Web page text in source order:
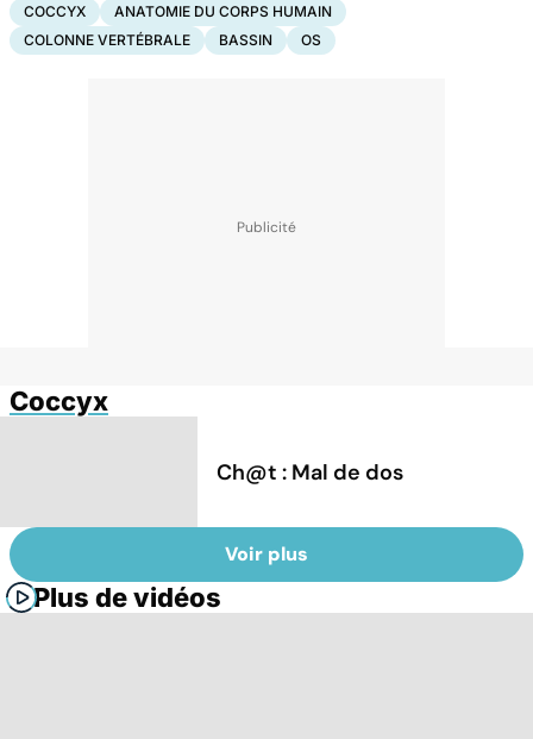
COCCYX
ANATOMIE DU CORPS HUMAIN
COLONNE VERTÉBRALE
BASSIN OS
Coccyx
Ch@t : Mal de dos
Voir plus
Plus de vidéos